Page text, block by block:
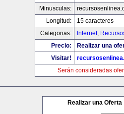
Minusculas:
Longitud:
15 caracteres
Categorias:
Internet,
Precio:
Realizar una
Visitar!
Serán consideradas
Realizar una Oferta